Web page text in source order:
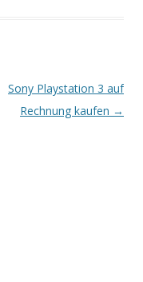
Sony Playstation 3 auf
Rechnung kaufen →